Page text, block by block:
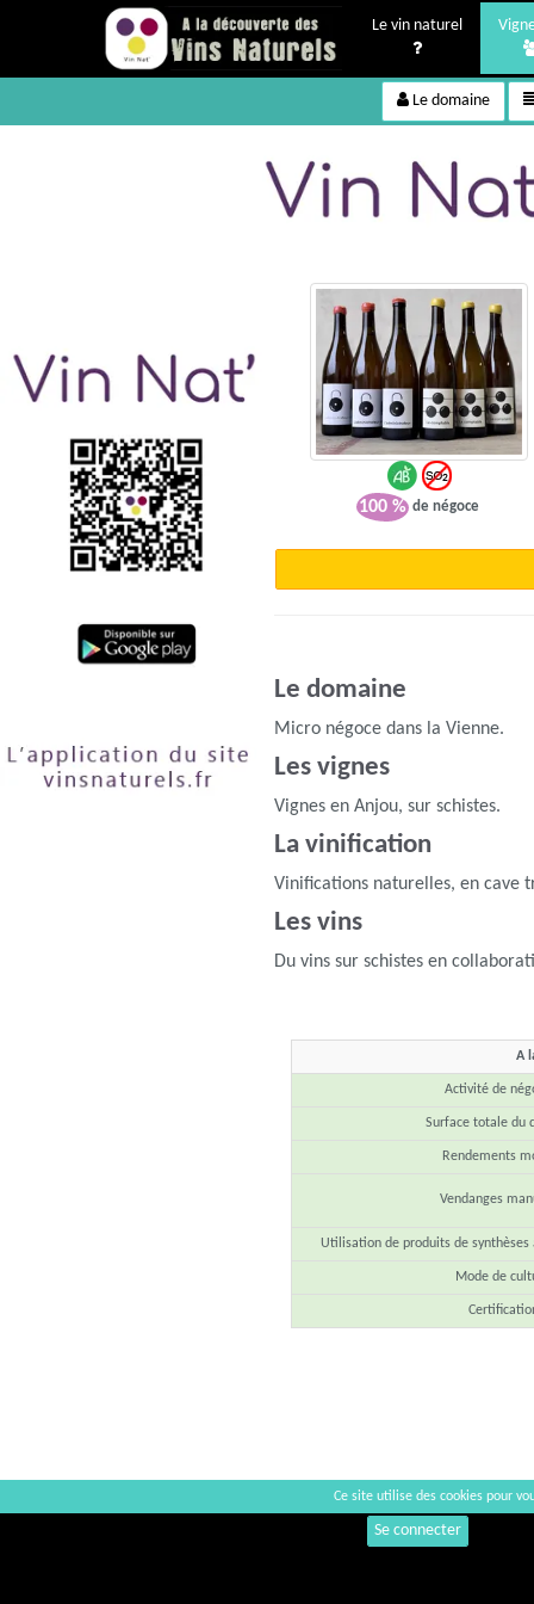
Le vin naturel
Le domaine
100 % de négoce
Le domaine
Micro négoce dans la Vienne.
Les vignes
Vignes en Anjou, sur schistes.
La vinification
Vinifications naturelles, en cave
Les vins
Du vins sur schistes en
A
Activité de
Surface totale du
Rendements
Vendanges
Utilisation de produits de synthèses
Mode de
Commentaires
Se connecter
Ce site utilise des cookies pour